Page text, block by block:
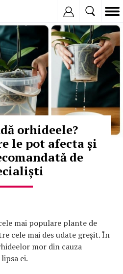
orhideele?
le pot afecta și
de
mai populare plante de
cele mai des udate greșit. În
mor din cauza
ei.